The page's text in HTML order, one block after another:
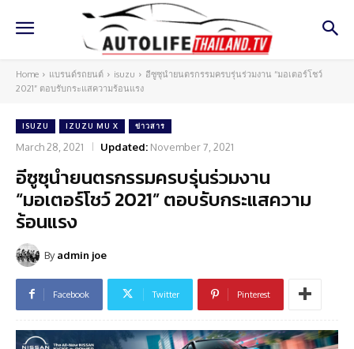
Home แบรนด์รถยนต์ isuzu
อีซูซุนำยนตรกรรมครบรุ่นร่วมงาน “มอเตอร์โชว์
2021” ตอบรับกระแสความร้อนแรง
ISUZU IZUZU MU X ข่าวสาร
March 28, 2021 Updated: November 7, 2021
อีซูซุนำยนตรกรรมครบรุ่นร่วมงาน
“มอเตอร์โชว์ 2021” ตอบรับกระแสความ
ร้อนแรง
By admin joe
Facebook Twitter Pinterest